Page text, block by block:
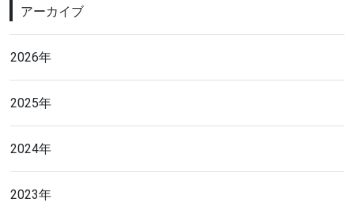
アーカイブ
2026年
2025年
2024年
2023年